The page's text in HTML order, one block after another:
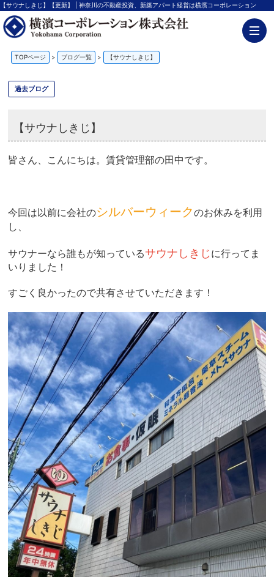
【サウナしきじ】【更新】 | 神奈川の不動産投資、新築アパート経営は横濱コーポレーション
TOPページ > ブログ一覧 > 【サウナしきじ】
過去ブログ
【サウナしきじ】
皆さん、こんにちは。賃貸管理部の田中です。
今回は以前に会社のシルバーウィークのお休みを利用
し、
サウナーなら誰もが知っているサウナしきじに行ってま
いりました！
すごく良かったので共有させていただきます！